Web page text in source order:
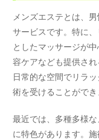
メンズエステとは、
サービスです。特に
としたマッサージが
容ケアなども提供さ
日常的な空間でリラ
術を受けることができ
最近では、多種多様
に特色があります。